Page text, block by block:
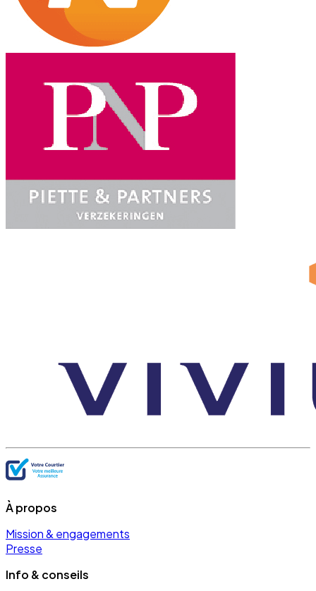
À propos
Mission & engagements
Presse
Info & conseils